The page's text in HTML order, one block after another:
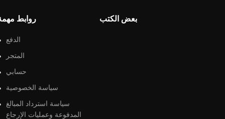
روابط
الدفع
المتجر
حسابي
سياسة الخصوصية
سياسة استرداد المبالغ
المدفوعة وعمليات الإرجاع
بعض الكتب